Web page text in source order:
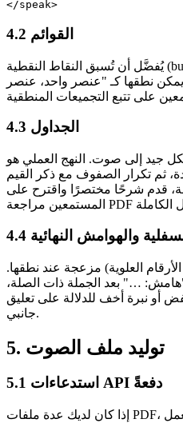
4.2 القوائم
يُفضَّل أن تُسبق النقاط النقطية (bullet points) بوقف قصير وتُعلن بـ
نطقها كـ "عنصر واحد، عنصر
4.3 الجداول
جيد إلى صوت. النهج العملي هو
ثم تكرار الصفوف مع ذكر القيم
قدم شرحًا مختصرًا واقترح على
والهوامش النهائية
العلوية) مزعجة عند نطقها.
…" بعد الجملة ذات الصلة،
نبرة أخف للدلالة على تعليق
جانبي.
5. توليد ملف الصوت
5.1 استدعاءات API دفعةً